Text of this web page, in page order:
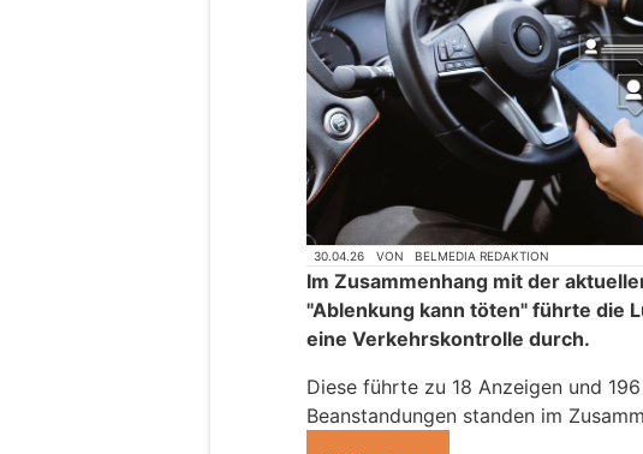
30.04.26 VON BELMEDIA REDAKTION
Im Zusammenhang mit der
"Ablenkung kann töten" führte die
eine Verkehrskontrolle durch.
Diese führte zu 18 Anzeigen und
Beanstandungen standen im